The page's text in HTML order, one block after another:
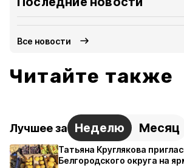
Все новости
Читайте также
Лучшее за Неделю Месяц
Татьяна Круглякова
Белгородского округа на